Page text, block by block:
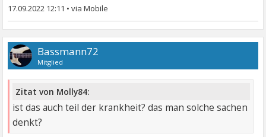
17.09.2022 12:11 •
Bassmann72
Mitglied
Zitat von Molly84:
ist das auch teil der krankheit? das man solche sachen
denkt?